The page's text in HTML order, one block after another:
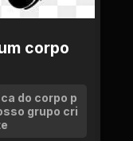
corpo
do corpo p
grupo cri